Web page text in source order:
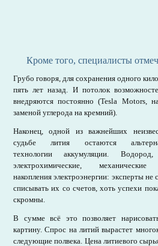
Кроме того, специалисты
Грубо говоря, для сохранения одного
пять лет назад. И потолок
внедряются постоянно (Tesla Motors,
заменой углерода на кремний).
Наконец, одной из важнейших
судьбе лития остаются
технологии аккумуляции.
электрохимические,
накопления электроэнергии: эксперты не
списывать их со счетов, хоть успехи
скромны.
В сумме всё это позволяет
картину. Спрос на литий вырастет
следующие полвека. Цена литиевого